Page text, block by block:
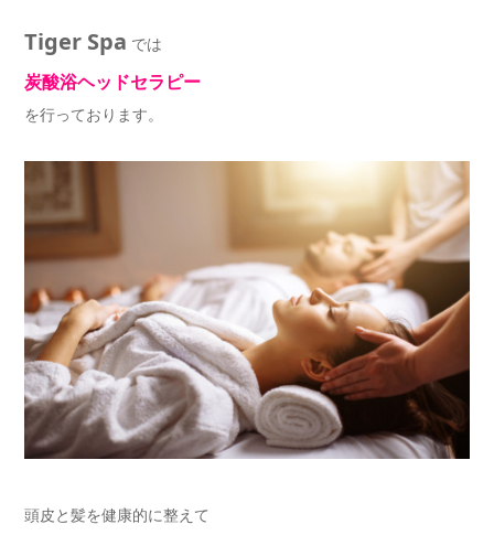
Tiger Spa では
炭酸浴ヘッドセラピー
を行っております。
頭皮と髪を健康的に整えて